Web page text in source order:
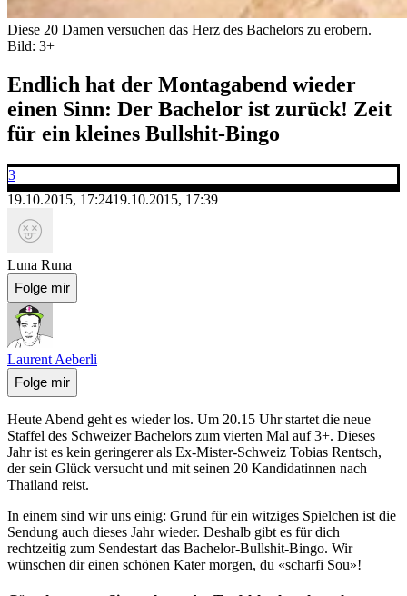
Diese 20 Damen versuchen das Herz des Bachelors zu erobern.
Bild: 3+
Endlich hat der Montagabend wieder
einen Sinn: Der Bachelor ist zurück! Zeit
für ein kleines Bullshit-Bingo
3
19.10.2015, 17:2419.10.2015, 17:39
Luna Runa
Folge mir
Laurent Aeberli
Folge mir
Heute Abend geht es wieder los. Um 20.15 Uhr startet die neue
Staffel des Schweizer Bachelors zum vierten Mal auf 3+. Dieses
Jahr ist es kein geringerer als Ex-Mister-Schweiz Tobias Rentsch,
der sein Glück versucht und mit seinen 20 Kandidatinnen nach
Thailand reist.
In einem sind wir uns einig: Grund für ein witziges Spielchen ist die
Sendung auch dieses Jahr wieder. Deshalb gibt es für dich
rechtzeitig zum Sendestart das Bachelor-Bullshit-Bingo. Wir
wünschen dir einen schönen Kater morgen, du «scharfi Sou»!